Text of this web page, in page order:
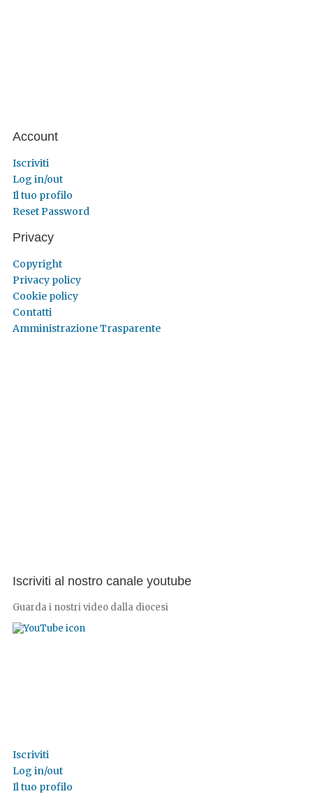
Account
Iscriviti
Log in/out
Il tuo profilo
Reset Password
Privacy
Copyright
Privacy policy
Cookie policy
Contatti
Amministrazione Trasparente
Iscriviti al nostro canale youtube
Guarda i nostri video dalla diocesi
Iscriviti
Log in/out
Il tuo profilo